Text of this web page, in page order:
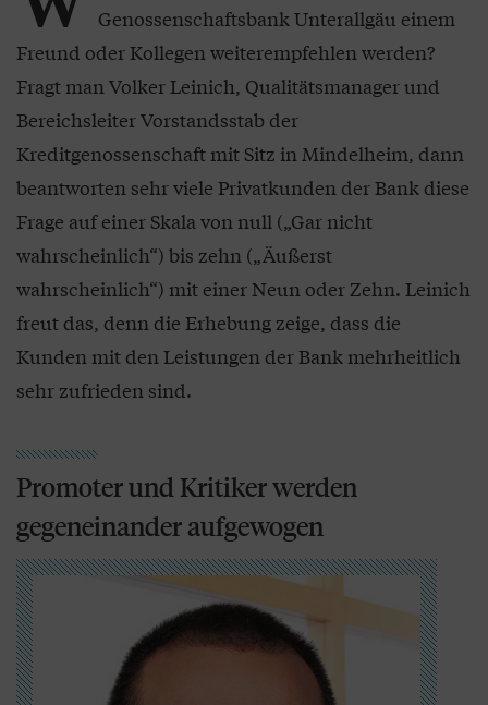
Genossenschaftsbank Unterallgäu einem
Freund oder Kollegen weiterempfehlen werden?
Fragt man Volker Leinich, Qualitätsmanager und
Bereichsleiter Vorstandsstab der
Kreditgenossenschaft mit Sitz in Mindelheim, dann
beantworten sehr viele Privatkunden der Bank diese
Frage auf einer Skala von null („Gar nicht
wahrscheinlich“) bis zehn („Äußerst
wahrscheinlich“) mit einer Neun oder Zehn. Leinich
freut das, denn die Erhebung zeige, dass die
Kunden mit den Leistungen der Bank mehrheitlich
sehr zufrieden sind.
Promoter und Kritiker werden
gegeneinander aufgewogen